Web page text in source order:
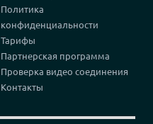
Политика
конфиденциальности
Тарифы
Партнерская программа
Проверка видео соединения
Контакты